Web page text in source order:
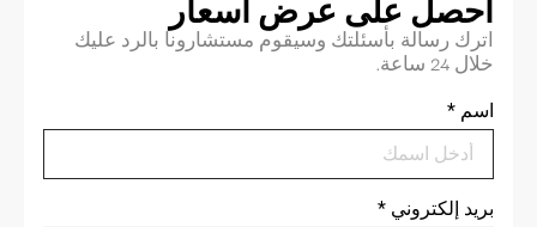
احصل على عرض أسعار
اترك رسالة بأسئلتك وسيقوم مستشارونا بالرد عليك
خلال 24 ساعة.
اسم *
بريد إلكتروني *